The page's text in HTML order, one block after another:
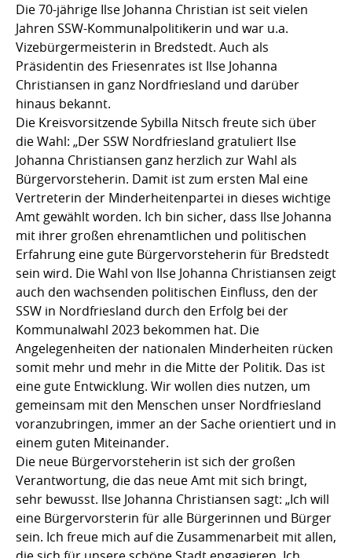
Die 70-jährige Ilse Johanna Christian ist seit vielen
Jahren SSW-Kommunalpolitikerin und war u.a.
Vizebürgermeisterin in Bredstedt. Auch als
Präsidentin des Friesenrates ist Ilse Johanna
Christiansen in ganz Nordfriesland und darüber
hinaus bekannt.
Die Kreisvorsitzende Sybilla Nitsch freute sich über
die Wahl: „Der SSW Nordfriesland gratuliert Ilse
Johanna Christiansen ganz herzlich zur Wahl als
Bürgervorsteherin. Damit ist zum ersten Mal eine
Vertreterin der Minderheitenpartei in dieses wichtige
Amt gewählt worden. Ich bin sicher, dass Ilse Johanna
mit ihrer großen ehrenamtlichen und politischen
Erfahrung eine gute Bürgervorsteherin für Bredstedt
sein wird. Die Wahl von Ilse Johanna Christiansen zeigt
auch den wachsenden politischen Einfluss, den der
SSW in Nordfriesland durch den Erfolg bei der
Kommunalwahl 2023 bekommen hat. Die
Angelegenheiten der nationalen Minderheiten rücken
somit mehr und mehr in die Mitte der Politik. Das ist
eine gute Entwicklung. Wir wollen dies nutzen, um
gemeinsam mit den Menschen unser Nordfriesland
voranzubringen, immer an der Sache orientiert und in
einem guten Miteinander.
Die neue Bürgervorsteherin ist sich der großen
Verantwortung, die das neue Amt mit sich bringt,
sehr bewusst. Ilse Johanna Christiansen sagt: „Ich will
eine Bürgervorsterin für alle Bürgerinnen und Bürger
sein. Ich freue mich auf die Zusammenarbeit mit allen,